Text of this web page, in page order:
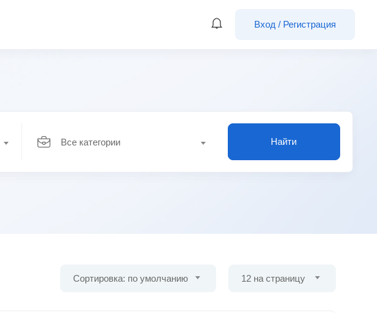
Вход / Регистрация
Все категории Найти
Сортировка: по умолчанию 12 на страницу